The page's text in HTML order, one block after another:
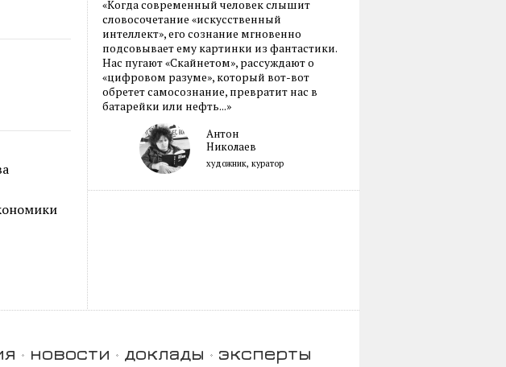
«Когда современный человек слышит
словосочетание «искусственный
интеллект», его сознание мгновенно
подсовывает ему картинки из фантастики.
Нас пугают «Скайнетом», рассуждают о
«цифровом разуме», который вот-вот
обретет самосознание, превратит нас в
батарейки или нефть...»
Антон
Николаев
художник, куратор
новости доклады эксперты